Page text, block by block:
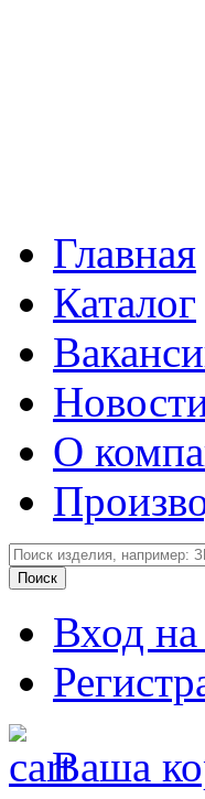
Главная
Каталог
О
Вход на
Ваша